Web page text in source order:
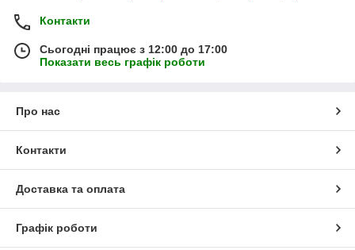
Контакти
Сьогодні працює з 12:00 до 17:00
Показати весь графік роботи
Про нас
Контакти
Доставка та оплата
Графік роботи